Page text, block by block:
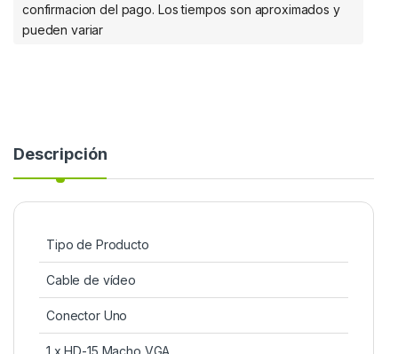
confirmacion del pago. Los tiempos son aproximados y
pueden variar
Descripción
Tipo de Producto
Cable de vídeo
Conector Uno
1 x HD-15 Macho VGA